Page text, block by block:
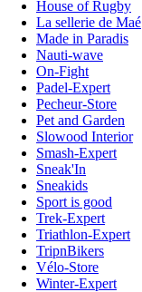
House of Rugby
La sellerie de Maé
Made in Paradis
Nauti-wave
On-Fight
Padel-Expert
Pecheur-Store
Pet and Garden
Slowood Interior
Smash-Expert
Sneak'In
Sneakids
Sport is good
Trek-Expert
Triathlon-Expert
TripnBikers
Vélo-Store
Winter-Expert